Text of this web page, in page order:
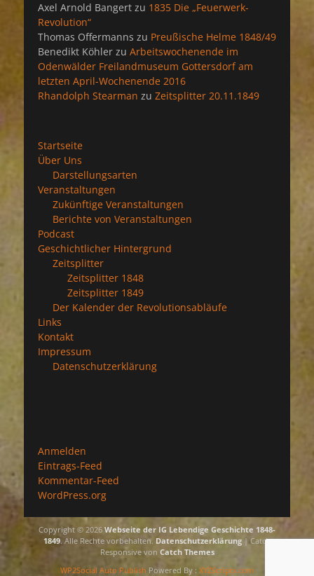
Axel Arnold Bangert zu 1835 Die „Feuerwerk-
Revolution“
Thomas Offermanns zu Preußische Helme 1848/49
Benedikt Köhler zu Arbeitswochenende im
Odenwälder Freilandmuseum Gottersdorf am
letzten April-Wochenende 2016
Rhandolph Stearman zu Zeitsplitter 20.11.1849
Startseite
Über Uns
Darstellungsarten
Veranstaltungen
Zukünftige Veranstaltungen
Berichte von Veranstaltungen
Podcast
Geschichtlicher Hintergrund
Zeitsplitter
Zeitsplitter 1848
Zeitsplitter 1849
Der Kalender der Revolutionsabläufe
Links
Kontakt
Impressum
Datenschutzerklärung
Anmelden
Eintrags-Feed
Kommentar-Feed
WordPress.org
Copyright © 2026 Webseite der IG Lebendige Geschichte 1848-
1849. Alle Rechte vorbehalten. Datenschutzerklärung | Catch
Responsive von Catch Themes
WP2Social Auto Publish Powered By : XYZScripts.com